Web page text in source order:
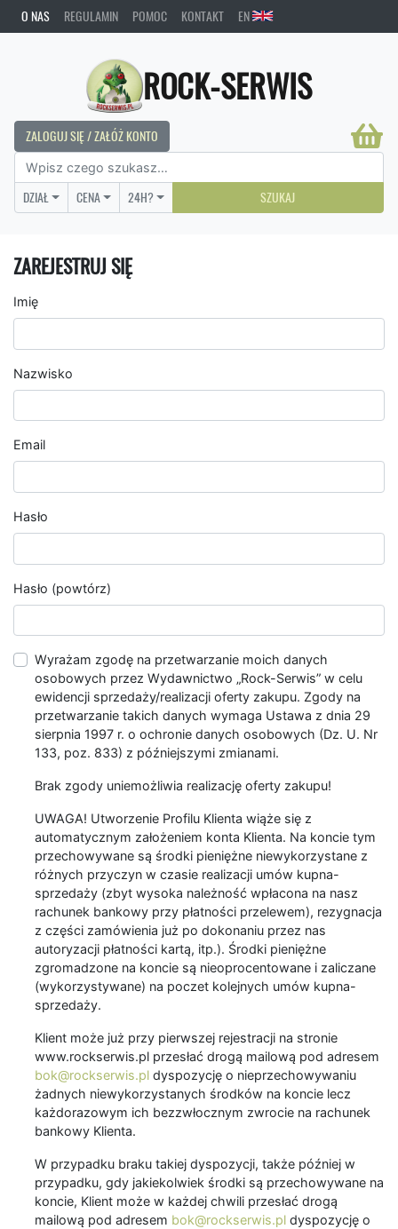
O NAS REGULAMIN POMOC KONTAKT EN
ROCK-SERWIS
ZALOGUJ SIĘ / ZAŁÓŻ KONTO
DZIAŁ CENA 24H? SZUKAJ
ZAREJESTRUJ SIĘ
Imię
Nazwisko
Email
Hasło
Hasło (powtórz)
Wyrażam zgodę na przetwarzanie moich danych
osobowych przez Wydawnictwo „Rock-Serwis” w celu
ewidencji sprzedaży/realizacji oferty zakupu. Zgody na
przetwarzanie takich danych wymaga Ustawa z dnia 29
sierpnia 1997 r. o ochronie danych osobowych (Dz. U. Nr
133, poz. 833) z późniejszymi zmianami.
Brak zgody uniemożliwia realizację oferty zakupu!
UWAGA! Utworzenie Profilu Klienta wiąże się z
automatycznym założeniem konta Klienta. Na koncie tym
przechowywane są środki pieniężne niewykorzystane z
różnych przyczyn w czasie realizacji umów kupna-
sprzedaży (zbyt wysoka należność wpłacona na nasz
rachunek bankowy przy płatności przelewem), rezygnacja
z części zamówienia już po dokonaniu przez nas
autoryzacji płatności kartą, itp.). Środki pieniężne
zgromadzone na koncie są nieoprocentowane i zaliczane
(wykorzystywane) na poczet kolejnych umów kupna-
sprzedaży.
Klient może już przy pierwszej rejestracji na stronie
www.rockserwis.pl przesłać drogą mailową pod adresem
bok@rockserwis.pl dyspozycję o nieprzechowywaniu
żadnych niewykorzystanych środków na koncie lecz
każdorazowym ich bezzwłocznym zwrocie na rachunek
bankowy Klienta.
W przypadku braku takiej dyspozycji, także później w
przypadku, gdy jakiekolwiek środki są przechowywane na
koncie, Klient może w każdej chwili przesłać drogą
mailową pod adresem bok@rockserwis.pl dyspozycję o